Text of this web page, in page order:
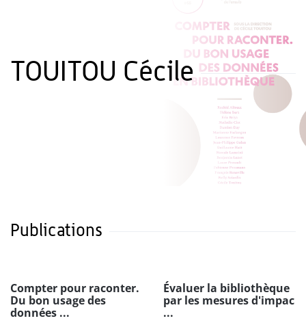
TOUITOU Cécile
Publications
Compter pour raconter.
Du bon usage des
données ...
Évaluer la bibliothèque
par les mesures d'impac
...